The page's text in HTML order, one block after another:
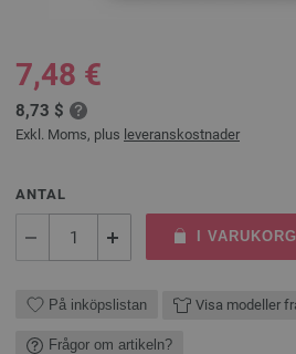
7,48 €
8,73 $
Exkl. Moms, plus leveranskostnader
ANTAL
I
På inköpslistan Visa modeller
Frågor om artikeln?